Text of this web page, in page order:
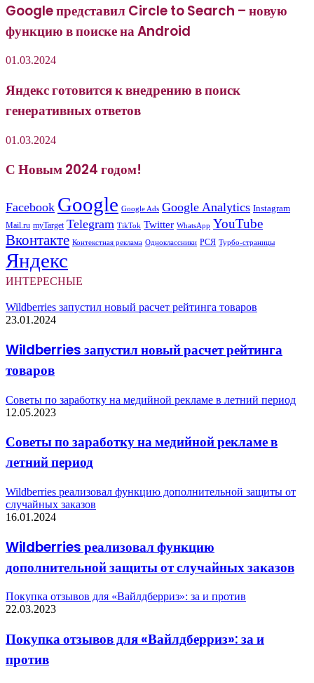
Google представил Circle to Search – новую
функцию в поиске на Android
01.03.2024
Яндекс готовится к внедрению в поиск
генеративных ответов
01.03.2024
С Новым 2024 годом!
Facebook Google Google Ads Google Analytics Instagram
Mail.ru myTarget Telegram TikTok Twitter WhatsApp YouTube
Вконтакте Контекстная реклама Одноклассники РСЯ Турбо-страницы
Яндекс
ИНТЕРЕСНЫЕ
Wildberries запустил новый расчет рейтинга товаров
23.01.2024
Wildberries запустил новый расчет рейтинга
товаров
Советы по заработку на медийной рекламе в летний период
12.05.2023
Советы по заработку на медийной рекламе в
летний период
Wildberries реализовал функцию дополнительной защиты от
случайных заказов
16.01.2024
Wildberries реализовал функцию
дополнительной защиты от случайных заказов
Покупка отзывов для «Вайлдберриз»: за и против
22.03.2023
Покупка отзывов для «Вайлдберриз»: за и
против